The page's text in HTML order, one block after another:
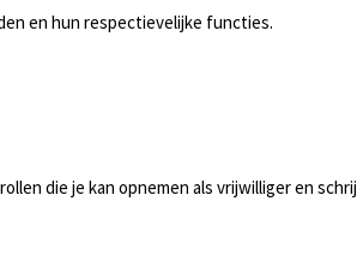
en hun respectievelijke functies.
die je kan opnemen als vrijwilliger en